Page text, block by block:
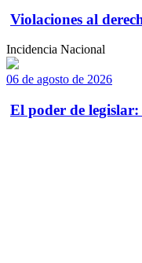
Violaciones al
Incidencia Nacional
06 de agosto de 2026
El poder de